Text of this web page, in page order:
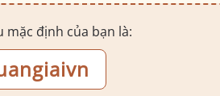
mặc định của bạn là: